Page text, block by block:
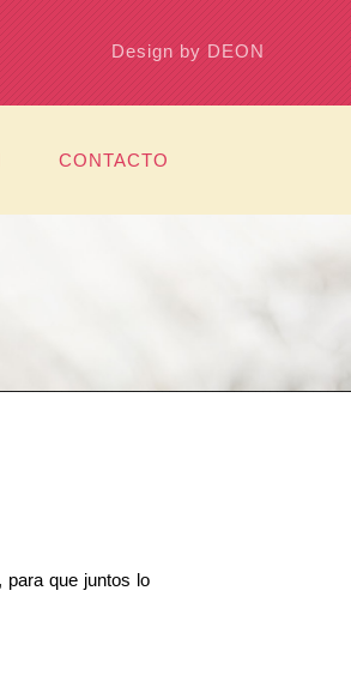
Design by DEON
CONTACTO
para que juntos lo